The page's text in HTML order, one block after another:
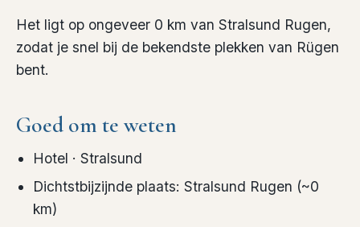
Het ligt op ongeveer 0 km van Stralsund Rugen,
zodat je snel bij de bekendste plekken van Rügen
bent.
Goed om te weten
Hotel · Stralsund
Dichtstbijzijnde plaats: Stralsund Rugen (~0
km)